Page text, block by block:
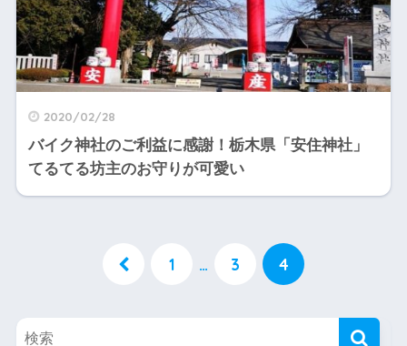
2020/02/28
バイク神社のご利益に感謝！栃木県「安住神社」
てるてる坊主のお守りが可愛い
1 … 3 4